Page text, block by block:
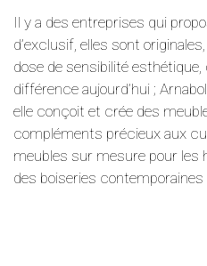
Il y a des entreprises qui
d’exclusif, elles sont
dose de sensibilité
différence aujourd’hui ;
elle conçoit et crée des
compléments précieux aux
meubles sur mesure pour les
des boiseries